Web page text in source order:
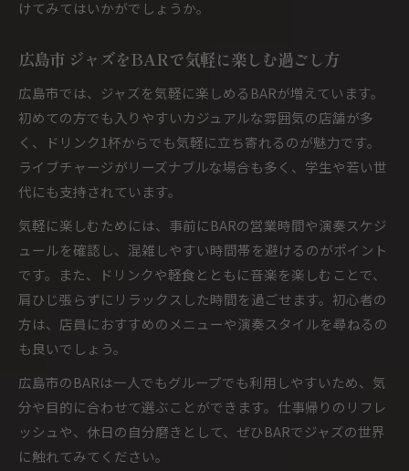
けてみてはいかがでしょうか。
広島市 ジャズをBARで気軽に楽しむ過ごし方
広島市では、ジャズを気軽に楽しめるBARが増えています。
初めての方でも入りやすいカジュアルな雰囲気の店舗が多
く、ドリンク1杯からでも気軽に立ち寄れるのが魅力です。
ライブチャージがリーズナブルな場合も多く、学生や若い世
代にも支持されています。
気軽に楽しむためには、事前にBARの営業時間や演奏スケジ
ュールを確認し、混雑しやすい時間帯を避けるのがポイント
です。また、ドリンクや軽食とともに音楽を楽しむことで、
肩ひじ張らずにリラックスした時間を過ごせます。初心者の
方は、店員におすすめのメニューや演奏スタイルを尋ねるの
も良いでしょう。
広島市のBARは一人でもグループでも利用しやすいため、気
分や目的に合わせて選ぶことができます。仕事帰りのリフレ
ッシュや、休日の自分磨きとして、ぜひBARでジャズの世界
に触れてみてください。